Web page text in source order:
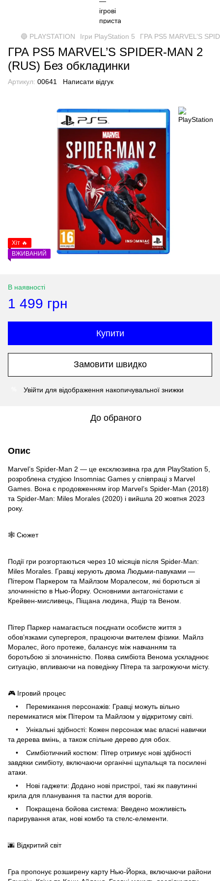
🔵 PLAYSTATION Ігри PlayStation 5 ГРА PS5 MARVEL’S
ГРА PS5 MARVEL’S SPIDER-MAN 2
(RUS) Без обкладинки
Артикул: 00641 Написати відгук
Хіт 🔥
ВЖИВАНИЙ
В наявності
1 499 грн
Купити
Замовити швидко
Увійти для відображення накопичувальної знижки
До обраного
Опис
Marvel’s Spider-Man 2 — це ексклюзивна гра для PlayStation 5,
розроблена студією Insomniac Games у співпраці з Marvel
Games. Вона є продовженням ігор Marvel’s Spider-Man (2018)
та Spider-Man: Miles Morales (2020) і вийшла 20 жовтня 2023
року.
🕸️ Сюжет
Події гри розгортаються через 10 місяців після Spider-Man:
Miles Morales. Гравці керують двома Людьми-павуками —
Пітером Паркером та Майлзом Моралесом, які борються зі
злочинністю в Нью-Йорку. Основними антагоністами є
Крейвен-мисливець, Піщана людина, Ящір та Веном.
Пітер Паркер намагається поєднати особисте життя з
обов’язками супергероя, працюючи вчителем фізики. Майлз
Моралес, його протеже, балансує між навчанням та
боротьбою зі злочинністю. Поява симбіота Венома ускладнює
ситуацію, впливаючи на поведінку Пітера та загрожуючи місту.
🎮 Ігровий процес
• Перемикання персонажів: Гравці можуть вільно
перемикатися між Пітером та Майлзом у відкритому світі.
• Унікальні здібності: Кожен персонаж має власні навички
та дерева вмінь, а також спільне дерево для обох.
• Симбіотичний костюм: Пітер отримує нові здібності
завдяки симбіоту, включаючи органічні щупальця та посилені
атаки.
• Нові гаджети: Додано нові пристрої, такі як павутинні
крила для планування та пастки для ворогів.
• Покращена бойова система: Введено можливість
парирування атак, нові комбо та стелс-елементи.
🌆 Відкритий світ
Гра пропонує розширену карту Нью-Йорка, включаючи райони